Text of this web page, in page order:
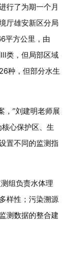
行了为期一个月
厅雄安新区分局
平方公里，由
类，但局部区域
种，但部分水生
，”刘建明老师展
心保护区、生
置不同的监测指
组负责水体理
样性；污染溯源
测数据的整合建